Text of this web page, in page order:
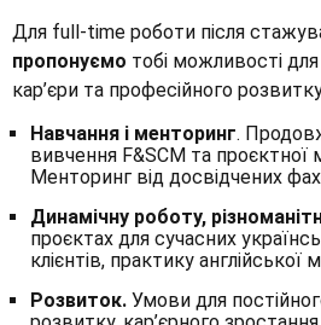
Для full-time роботи після
пропонуємо тобі можливості
кар’єри та професійного
Навчання і менторинг.
вивчення F&SCM та проєктної
Менторинг від досвідчених
Динамічну роботу,
проєктах для сучасних
клієнтів, практику англійської
Розвиток. Умови для